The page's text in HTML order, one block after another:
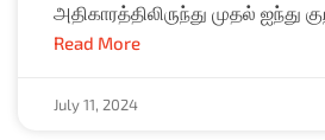
அதிகாரத்திலிருந்து முதல்
Read More
July 11, 2024